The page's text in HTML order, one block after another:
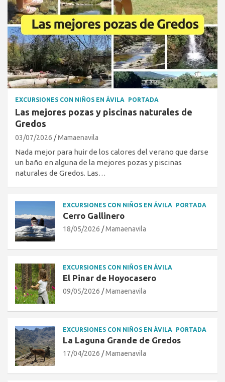
EXCURSIONES CON NIÑOS EN ÁVILA PORTADA
Las mejores pozas y piscinas naturales de
Gredos
03/07/2026 Mamaenavila
Nada mejor para huir de los calores del verano que darse
un baño en alguna de la mejores pozas y piscinas
naturales de Gredos. Las…
EXCURSIONES CON NIÑOS EN ÁVILA PORTADA
Cerro Gallinero
18/05/2026 Mamaenavila
EXCURSIONES CON NIÑOS EN ÁVILA
El Pinar de Hoyocasero
09/05/2026 Mamaenavila
EXCURSIONES CON NIÑOS EN ÁVILA PORTADA
La Laguna Grande de Gredos
17/04/2026 Mamaenavila